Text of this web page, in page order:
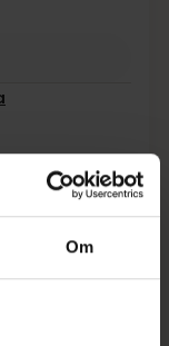
Om
Dölj
andas
frisk